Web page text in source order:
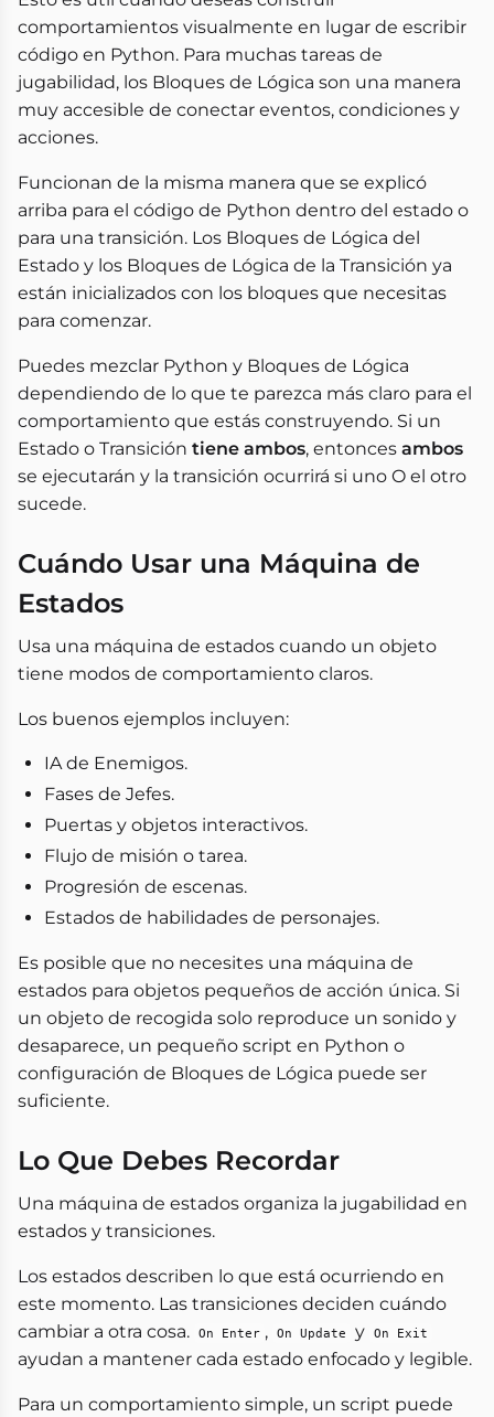
comportamientos visualmente en lugar de escribir
código en Python. Para muchas tareas de
jugabilidad, los Bloques de Lógica son una manera
muy accesible de conectar eventos, condiciones y
acciones.
Funcionan de la misma manera que se explicó
arriba para el código de Python dentro del estado o
para una transición. Los Bloques de Lógica del
Estado y los Bloques de Lógica de la Transición ya
están inicializados con los bloques que necesitas
para comenzar.
Puedes mezclar Python y Bloques de Lógica
dependiendo de lo que te parezca más claro para el
comportamiento que estás construyendo. Si un
Estado o Transición tiene ambos, entonces ambos
se ejecutarán y la transición ocurrirá si uno O el otro
sucede.
Cuándo Usar una Máquina de
Estados
Usa una máquina de estados cuando un objeto
tiene modos de comportamiento claros.
Los buenos ejemplos incluyen:
IA de Enemigos.
Fases de Jefes.
Puertas y objetos interactivos.
Flujo de misión o tarea.
Progresión de escenas.
Estados de habilidades de personajes.
Es posible que no necesites una máquina de
estados para objetos pequeños de acción única. Si
un objeto de recogida solo reproduce un sonido y
desaparece, un pequeño script en Python o
configuración de Bloques de Lógica puede ser
suficiente.
Lo Que Debes Recordar
Una máquina de estados organiza la jugabilidad en
estados y transiciones.
Los estados describen lo que está ocurriendo en
este momento. Las transiciones deciden cuándo
cambiar a otra cosa. On Enter , On Update y On Exit
ayudan a mantener cada estado enfocado y legible.
Para un comportamiento simple, un script puede